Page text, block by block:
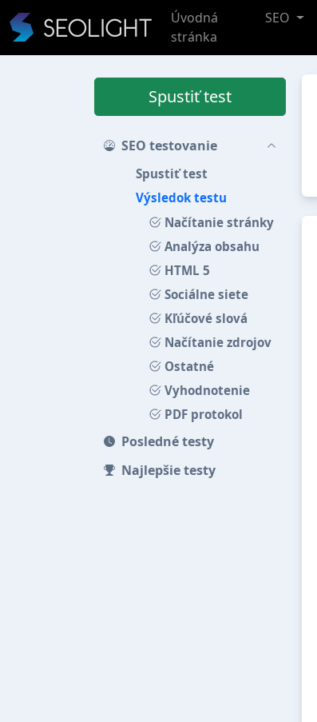
Úvodná
stránka
SEO
Spustiť test
SEO testovanie
Spustiť test
Výsledok testu
Načítanie stránky
Analýza obsahu
HTML 5
Sociálne siete
Kľúčové slová
Načítanie zdrojov
Ostatné
Vyhodnotenie
PDF protokol
Posledné testy
Najlepšie testy